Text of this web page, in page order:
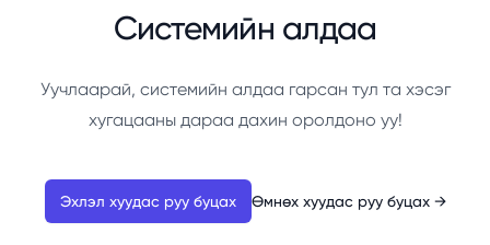
Системийн алдаа
Уучлаарай, системийн алдаа гарсан тул та хэсэг
хугацааны дараа дахин оролдоно уу!
Эхлэл хуудас руу буцах Өмнөх хуудас руу буцах →